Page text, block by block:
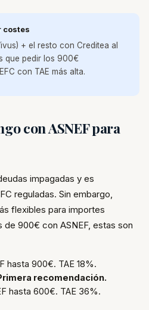
costes
+ el resto con Creditea al
que pedir los 900€
con TAE más alta.
con ASNEF para
impagadas y es
reguladas. Sin embargo,
flexibles para importes
900€ con ASNEF, estas son
hasta 900€. TAE 18%.
recomendación.
hasta 600€. TAE 36%.